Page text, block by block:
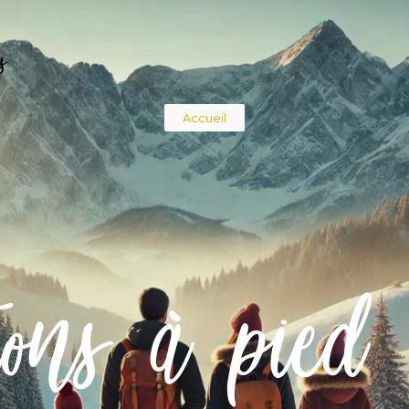
Fil
d'Ariane
Accueil
à